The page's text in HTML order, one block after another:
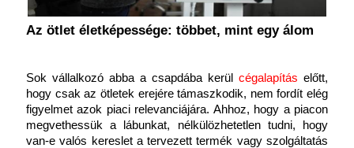
Az ötlet életképessége: többet, mint egy álom
Sok vállalkozó abba a csapdába kerül cégalapítás előtt,
hogy csak az ötletek erejére támaszkodik, nem fordít elég
figyelmet azok piaci relevanciájára. Ahhoz, hogy a piacon
megvethessük a lábunkat, nélkülözhetetlen tudni, hogy
van-e valós kereslet a tervezett termék vagy szolgáltatás